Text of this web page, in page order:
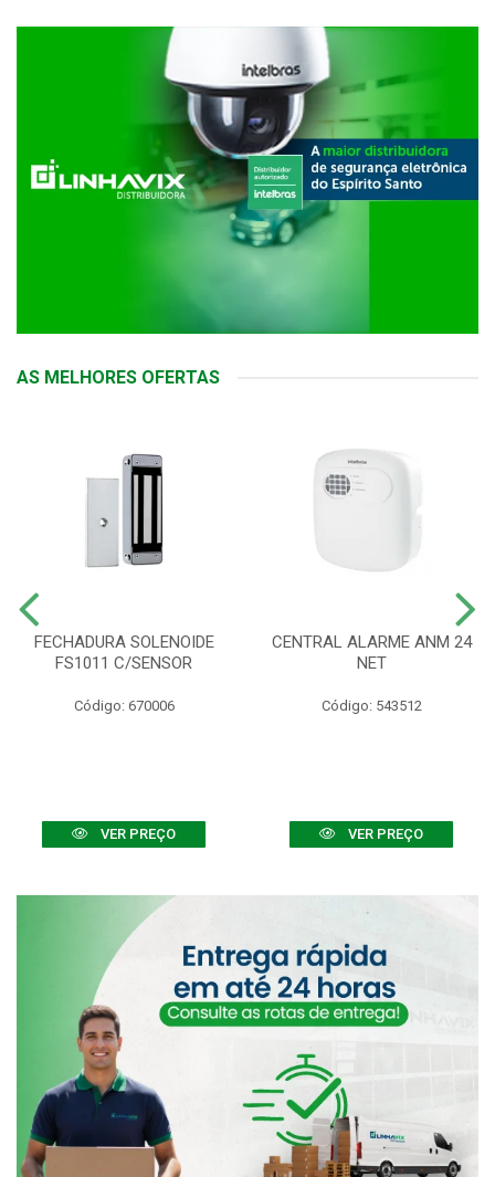
AS MELHORES OFERTAS
FECHADURA SOLENOIDE
FS1011 C/SENSOR
Código: 670006
VER PREÇO
CENTRAL ALARME ANM 24
NET
Código: 543512
VER PREÇO